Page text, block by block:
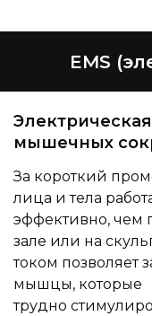
EMS
мышечных
За короткий
лица и тела
эффективно, чем
зале или на
током позволяет
мышцы, которые
трудно